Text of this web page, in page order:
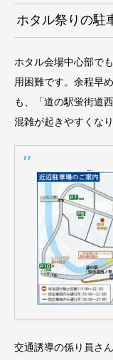
ホタル祭りの駐
ホタル会場中心部で
用困難です。余程早
も、「道の駅蛍街道
混雑が起きやすくなり
交通誘導の係り員さ